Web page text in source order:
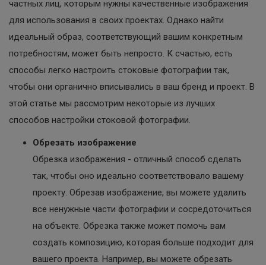
частных лиц, которым нужны качественные изображения
для использования в своих проектах. Однако найти
идеальный образ, соответствующий вашим конкретным
потребностям, может быть непросто. К счастью, есть
способы легко настроить стоковые фотографии так,
чтобы они органично вписывались в ваш бренд и проект. В
этой статье мы рассмотрим некоторые из лучших
способов настройки стоковой фотографии.
Обрезать изображение
Обрезка изображения - отличный способ сделать
так, чтобы оно идеально соответствовало вашему
проекту. Обрезав изображение, вы можете удалить
все ненужные части фотографии и сосредоточиться
на объекте. Обрезка также может помочь вам
создать композицию, которая больше подходит для
вашего проекта. Например, вы можете обрезать